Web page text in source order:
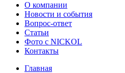
О компании
Новости и события
Вопрос-ответ
Статьи
Фото с NICKOL
Контакты
Главная